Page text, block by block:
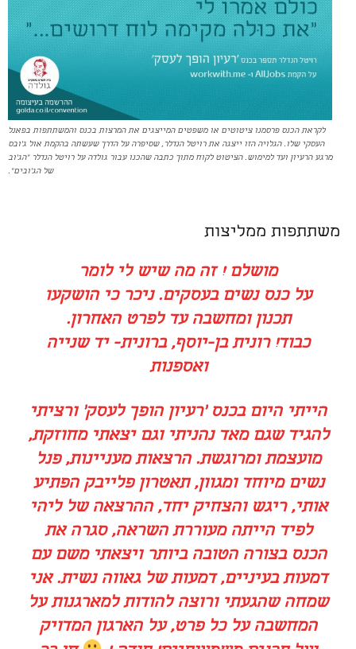
לקראת הכנס פרסמנו ציטוטים או משפטים המייצגים את המרצות בכנס והמשתתפות בפאנל
העסקי שלו. הגלויה הזו ייצגה את רויטל הנדלר, שסיפרה על הדרך שעשתה בהקמת אול ג'ובס
מרגע הרעיון ועד למימוש. הציטוט לקוח מתוך כתבה שהכנו עבור גולדה על רויטל הנדלר "הג'וב
של הג'ובים".
משתתפות ממליצות
מושלם ! זה מה שיש לי לומר
על כנס נשים בעסקים. ניכר כי הושקעו
תכנון ומחשבה עד לפרט האחרון.
כבוד!רונית בן-יוסף, ברונית- יד שנייה
ואספנות
הייתי היום בכנס 'רעיון הופך לעסק' ורציתי
להגיד שגם מאד נהניתי וגם יצאתי מחוזקת,
מועצמת ומרוגשת. הרצאות מעניינות, פנל
נשים מיוחד ומגוון, תאטרון פלייבק הפתיע
אותי, ריגש והצחיק יחד, ההרצאה של ליהי
לפיד הייתה מעוררת השראה, סגרה את
הכנס בצורה הטובה ביותר ויצאתי משם עם
דמעות בעיניים, דמעות של גאווה נשית. אני
שמחה שהגעתי ורוצה להודות למארגנות על
המחשבה על כל פרט, על הארגון המדויק